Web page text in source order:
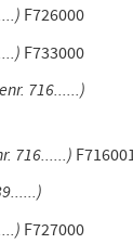
F726000
F733000
716......)
716......)
F727000